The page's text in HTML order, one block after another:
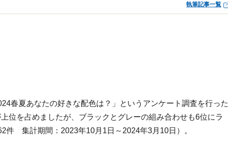
執筆記事一覧
春夏あなたの好きな配色は？」というアンケート調査を行った
位を占めましたが、ブラックとグレーの組み合わせも6位にラ
件 集計期間：2023年10月1日～2024年3月10日）。